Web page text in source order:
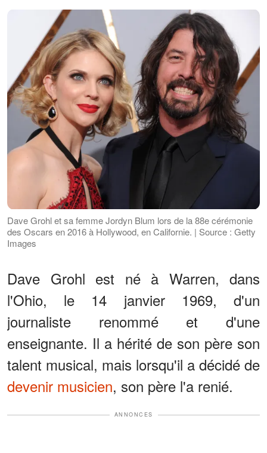
Dave Grohl et sa femme Jordyn Blum lors de la 88e cérémonie
des Oscars en 2016 à Hollywood, en Californie. | Source : Getty
Images
Dave Grohl est né à Warren, dans
l'Ohio, le 14 janvier 1969, d'un
journaliste renommé et d'une
enseignante. Il a hérité de son père son
talent musical, mais lorsqu'il a décidé de
devenir musicien, son père l'a renié.
ANNONCES